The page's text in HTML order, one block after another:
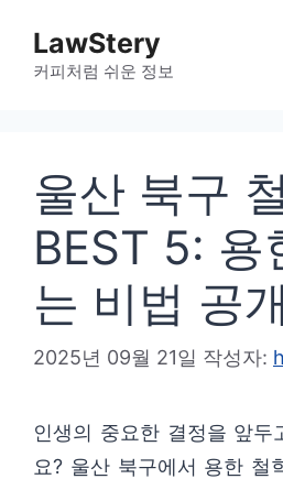
LawStery
커피처럼 쉬운 정보
울산 북구
BEST 5: 용
는 비법 공
2025년 09월 21일 작성자:
인생의 중요한 결정을 앞두
요? 울산 북구에서 용한 철